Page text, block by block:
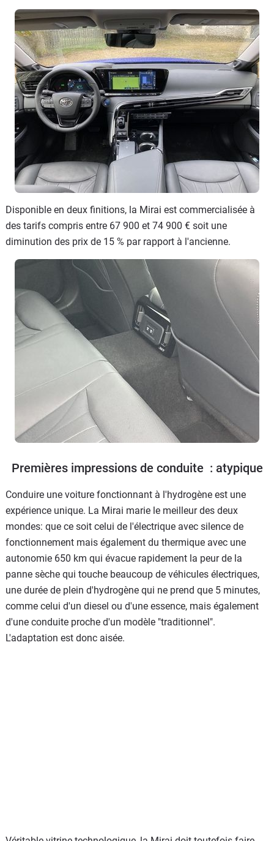
Disponible en deux finitions, la Mirai est commercialisée à
des tarifs compris entre 67 900 et 74 900 € soit une
diminution des prix de 15 % par rapport à l'ancienne.
Premières impressions de conduite : atypique
Conduire une voiture fonctionnant à l'hydrogène est une
expérience unique. La Mirai marie le meilleur des deux
mondes: que ce soit celui de l'électrique avec silence de
fonctionnement mais également du thermique avec une
autonomie 650 km qui évacue rapidement la peur de la
panne sèche qui touche beaucoup de véhicules électriques,
une durée de plein d'hydrogène qui ne prend que 5 minutes,
comme celui d'un diesel ou d'une essence, mais également
d'une conduite proche d'un modèle "traditionnel".
L'adaptation est donc aisée.